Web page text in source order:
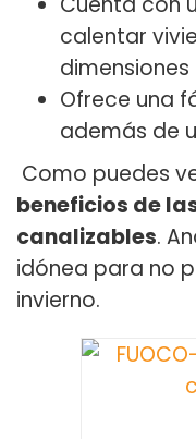
calentar
dimensiones
Ofrece una
además de
Como puedes
beneficios de
canalizables.
idónea para no
invierno.